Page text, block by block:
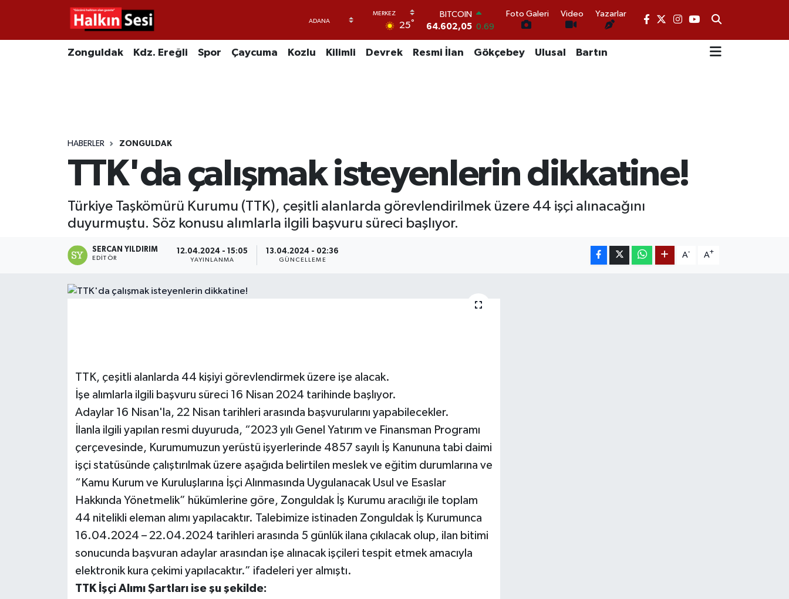
25°
BITCOIN
64.602,05 0.69
DOLAR
47,5986
0.06
Foto Galeri Video Yazarlar
Zonguldak Kdz. Ereğli Spor Çaycuma Kozlu Kilimli Devrek Resmi İlan Gökçebey Ulusal Bartın
HABERLER ZONGULDAK
TTK'da çalışmak isteyenlerin dikkatine!
Türkiye Taşkömürü Kurumu (TTK), çeşitli alanlarda görevlendirilmek üzere 44 işçi alınacağını
duyurmuştu. Söz konusu alımlarla ilgili başvuru süreci başlıyor.
SERCAN YILDIRIM
EDITÖR
12.04.2024 - 15:05
YAYINLANMA
13.04.2024 - 02:36
GÜNCELLEME
A- A+
TTK, çeşitli alanlarda 44 kişiyi görevlendirmek üzere işe alacak.
İşe alımlarla ilgili başvuru süreci 16 Nisan 2024 tarihinde başlıyor.
Adaylar 16 Nisan'la, 22 Nisan tarihleri arasında başvurularını yapabilecekler.
İlanla ilgili yapılan resmi duyuruda, “2023 yılı Genel Yatırım ve Finansman Programı
çerçevesinde, Kurumumuzun yerüstü işyerlerinde 4857 sayılı İş Kanununa tabi daimi
işçi statüsünde çalıştırılmak üzere aşağıda belirtilen meslek ve eğitim durumlarına ve
“Kamu Kurum ve Kuruluşlarına İşçi Alınmasında Uygulanacak Usul ve Esaslar
Hakkında Yönetmelik” hükümlerine göre, Zonguldak İş Kurumu aracılığı ile toplam
44 nitelikli eleman alımı yapılacaktır. Talebimize istinaden Zonguldak İş Kurumunca
16.04.2024 – 22.04.2024 tarihleri arasında 5 günlük ilana çıkılacak olup, ilan bitimi
sonucunda başvuran adaylar arasından işe alınacak işçileri tespit etmek amacıyla
elektronik kura çekimi yapılacaktır.” ifadeleri yer almıştı.
TTK İşçi Alımı Şartları ise şu şekilde:
Karabük
BİLİM VE TEKNOLOJİ
Gökçebey
GÜNDEM
Tüm Manşetler
Haber Arşivi